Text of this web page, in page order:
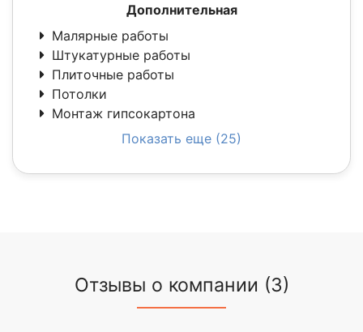
Дополнительная
Малярные работы
Штукатурные работы
Плиточные работы
Потолки
Монтаж гипсокартона
Показать еще (25)
Отзывы о компании (3)